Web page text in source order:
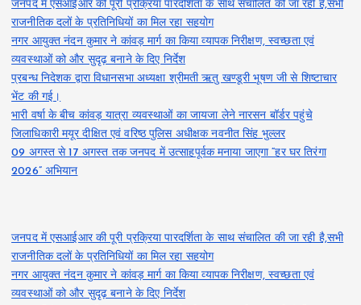
जनपद में एसआईआर की पूरी प्रक्रिया पारदर्शिता के साथ संचालित की जा रही है,सभी
राजनीतिक दलों के प्रतिनिधियों का मिल रहा सहयोग
नगर आयुक्त नंदन कुमार ने कांवड़ मार्ग का किया व्यापक निरीक्षण, स्वच्छता एवं
व्यवस्थाओं को और सुदृढ़ बनाने के दिए निर्देश
प्रबन्ध निदेशक द्वारा विधानसभा अध्यक्षा श्रीमती ऋतु खण्डूरी भूषण जी से शिष्टाचार
भेंट की गई।
भारी वर्षा के बीच कांवड़ यात्रा व्यवस्थाओं का जायजा लेने नारसन बॉर्डर पहुंचे
जिलाधिकारी मयूर दीक्षित एवं वरिष्ठ पुलिस अधीक्षक नवनीत सिंह भुल्लर
09 अगस्त से 17 अगस्त तक जनपद में उत्साहपूर्वक मनाया जाएगा “हर घर तिरंगा
2026” अभियान
जनपद में एसआईआर की पूरी प्रक्रिया पारदर्शिता के साथ संचालित की जा रही है,सभी
राजनीतिक दलों के प्रतिनिधियों का मिल रहा सहयोग
नगर आयुक्त नंदन कुमार ने कांवड़ मार्ग का किया व्यापक निरीक्षण, स्वच्छता एवं
व्यवस्थाओं को और सुदृढ़ बनाने के दिए निर्देश